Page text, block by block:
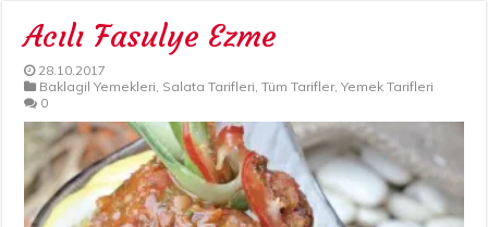
Acılı Fasulye Ezme
28.10.2017
Baklagil Yemekleri, Salata Tarifleri,Tüm Tarifler,Yemek Tarifleri
0